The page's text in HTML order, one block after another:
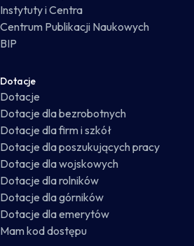
Instytuty i Centra
Centrum Publikacji Naukowych
BIP
Dotacje
Dotacje
Dotacje dla bezrobotnych
Dotacje dla firm i szkół
Dotacje dla poszukujących pracy
Dotacje dla wojskowych
Dotacje dla rolników
Dotacje dla górników
Dotacje dla emerytów
Mam kod dostępu